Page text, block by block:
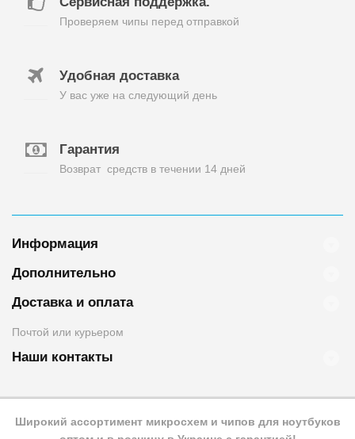
Проверяем чипы перед отправкой
Удобная доставка
У вас уже на следующий день
Гарантия
Возврат средств в течении 14 дней
Информация
Дополнительно
Доставка и оплата
Почтой или курьером
Наши контакты
Широкий ассортимент микросхем и чипов для ноутбуков